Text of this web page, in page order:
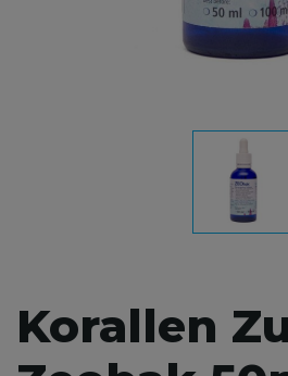
Korallen